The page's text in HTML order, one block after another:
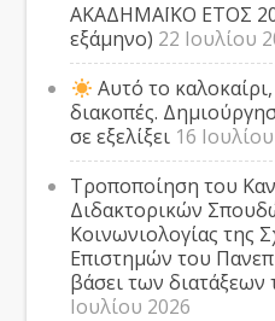
ΑΚΑΔΗΜΑΪΚΟ ΕΤΟΣ
εξάμηνο) 22 Ιουλίου
Αυτό το
διακοπές.
σε εξελίξει 16
Τροποποίηση του
Διδακτορικών
Κοινωνιολογίας της
Επιστημών του
βάσει των διατάξεων
Ιουλίου 2026